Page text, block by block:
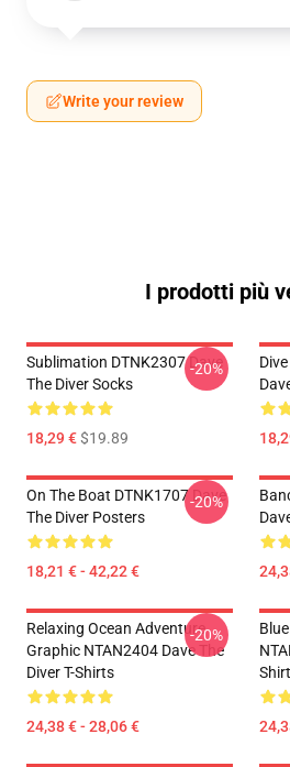
Write your review
I prodotti più
Sublimation DTNK2307 Dave
The Diver Socks
18,29 €$19.89
-20%
On The Boat DTNK1707 Dave
The Diver Posters
18,21 € - 42,22 €
-20%
Relaxing Ocean Adventure
Graphic NTAN2404 Dave The
Diver T-Shirts
24,38 € - 28,06 €
-20%